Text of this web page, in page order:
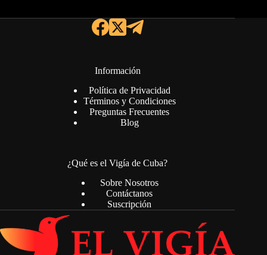
Información
Política de Privacidad
Términos y Condiciones
Preguntas Frecuentes
Blog
¿Qué es el Vigía de Cuba?
Sobre Nosotros
Contáctanos
Suscripción